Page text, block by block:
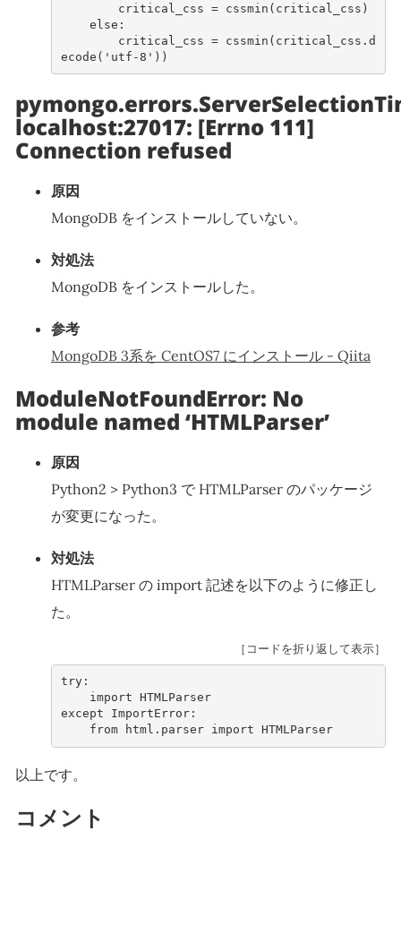
critical_css = cssmin ( critical_css )
else :
critical_css = cssmin ( critical_css . d
ecode ( 'utf-8' ))
localhost:27017: [Errno 111]
Connection refused
原因
MongoDB をインストールしていない。
対処法
MongoDB をインストールした。
参考
MongoDB 3系を CentOS7 にインストール - Qiita
ModuleNotFoundError: No
module named ‘HTMLParser’
原因
Python2 > Python3 で HTMLParser のパッケージ
が変更になった。
対処法
HTMLParser の import 記述を以下のように修正し
た。
［コードを折り返して表示］
try:
import HTMLParser
except
ImportError:
from
html.parser import HTMLParser
以上です。
コメント